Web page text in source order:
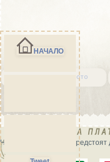
върни се в началото
Начини на плащане (предстоят
НАЧАЛО